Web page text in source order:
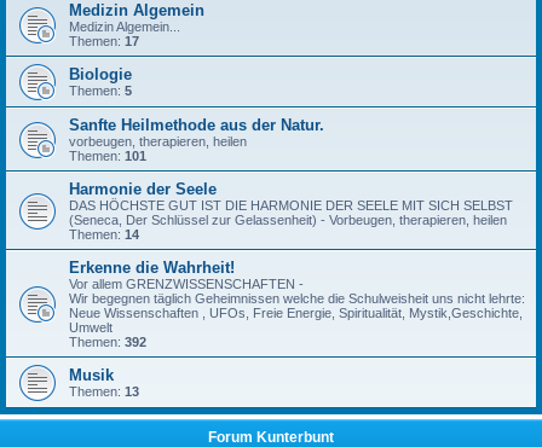
Medizin Algemein
Medizin Algemein...
Themen: 17
Biologie
Themen: 5
Sanfte Heilmethode aus der Natur.
vorbeugen, therapieren, heilen
Themen: 101
Harmonie der Seele
DAS HÖCHSTE GUT IST DIE HARMONIE DER SEELE MIT SICH SELBST
(Seneca, Der Schlüssel zur Gelassenheit) - Vorbeugen, therapieren, heilen
Themen: 14
Erkenne die Wahrheit!
Vor allem GRENZWISSENSCHAFTEN -
Wir begegnen täglich Geheimnissen welche die Schulweisheit uns nicht lehrte:
Neue Wissenschaften , UFOs, Freie Energie, Spiritualität, Mystik,Geschichte,
Umwelt
Themen: 392
Musik
Themen: 13
Forum Kunterbunt